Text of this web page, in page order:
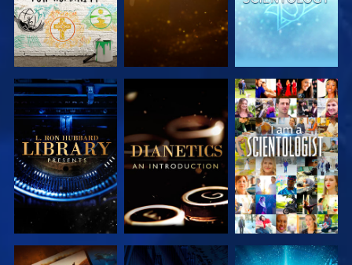
DÉCOUVRIR
LES SÉRIES
DÉCOUVRIR
LES SÉRIES
REGARDER